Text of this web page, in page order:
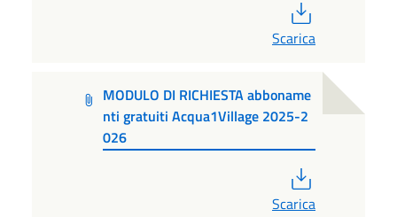
Scarica
MODULO DI RICHIESTA abboname
nti gratuiti Acqua1Village 2025-2
026
Scarica